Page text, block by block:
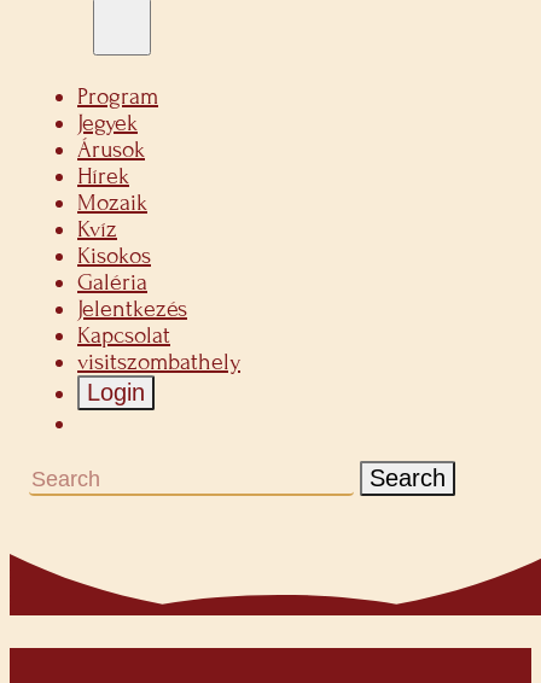
Program
Jegyek
Árusok
Hírek
Mozaik
Kvíz
Kisokos
Galéria
Jelentkezés
Kapcsolat
visitszombathely
Login
Search